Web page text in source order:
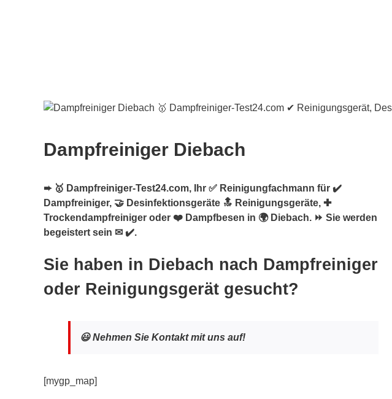
Dampfreiniger Diebach
➨ 🥇 Dampfreiniger-Test24.com, Ihr ✅ Reinigungfachmann für ✔️
Dampfreiniger, 🤝 Desinfektionsgeräte 🔝 Reinigungsgeräte, ✚
Trockendampfreiniger oder ❤️ Dampfbesen in 🌍 Diebach. ⏩ Sie werden
begeistert sein ✉ ✔️.
Sie haben in Diebach nach Dampfreiniger
oder Reinigungsgerät gesucht?
😃 Nehmen Sie Kontakt mit uns auf!
[mygp_map]